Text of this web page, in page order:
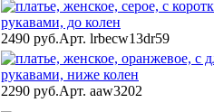
2490 руб.Арт. lrbecw13dr59
2290 руб.Арт. aaw3202